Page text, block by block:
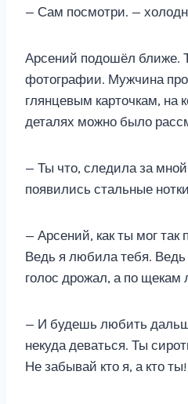
— Сам посмотри. —
Арсений подошёл ближе.
фотографии. Мужчина
глянцевым карточкам, на
деталях можно было
— Ты что, следила за
появились стальные
— Арсений, как ты мог так
Ведь я любила тебя.
голос дрожал, а по щекам
— И будешь любить
некуда деваться. Ты
Не забывай кто я, а кто ты!